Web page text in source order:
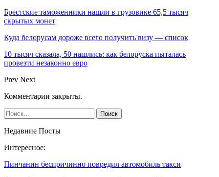
Брестские таможенники нашли в грузовике 65,5 тысяч
скрытых монет
Куда белорусам дороже всего получить визу — список
10 тысяч сказала, 50 нашлись: как белоруска пыталась
провезти незаконно евро
Prev Next
Комментарии закрыты.
Недавние Посты
Интересное:
Пинчанин беспричинно повредил автомобиль такси